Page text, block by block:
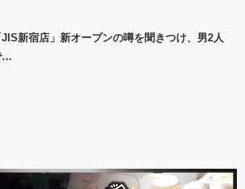
JIS新宿店」新オープンの噂を聞きつけ、男2人
…